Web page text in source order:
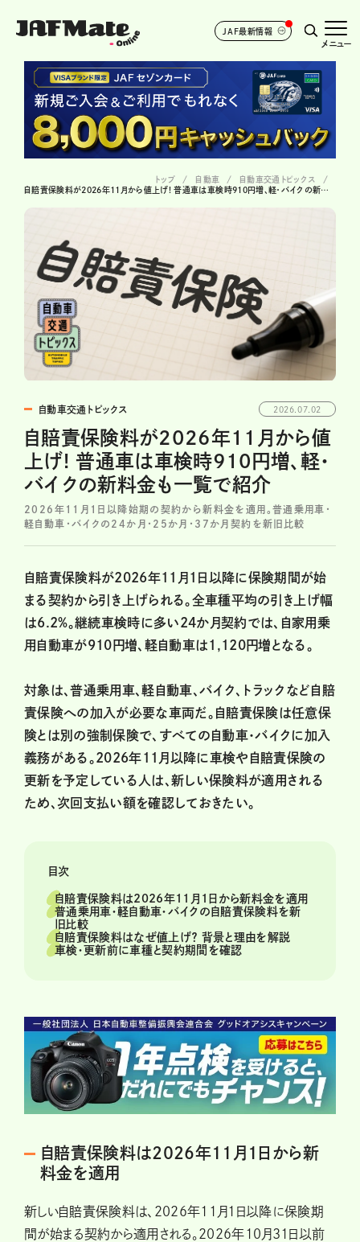
JAF最新情報
メニュー
トップ 自動車
自動車交通トピックス
自賠責保険料が2026年11月から値上げ! 普通車は車検時910円増、軽・バイクの新料金も一覧で紹介
自動車交通トピックス 2026.07.02
自賠責保険料が2026年11月から値
上げ! 普通車は車検時910円増、軽・
バイクの新料金も一覧で紹介
2026年11月1日以降始期の契約から新料金を適用。普通乗用車・
軽自動車・バイクの24か月・25か月・37か月契約を新旧比較
自賠責保険料が2026年11月1日以降に保険期間が始
まる契約から引き上げられる。全車種平均の引き上げ幅
は6.2%。継続車検時に多い24か月契約では、自家用乗
用自動車が910円増、軽自動車は1,120円増となる。
対象は、普通乗用車、軽自動車、バイク、トラックなど自賠
責保険への加入が必要な車両だ。自賠責保険は任意保
険とは別の強制保険で、すべての自動車・バイクに加入
義務がある。2026年11月以降に車検や自賠責保険の
更新を予定している人は、新しい保険料が適用される
ため、次回支払い額を確認しておきたい。
目次
自賠責保険料は2026年11月1日から新料金を適用
普通乗用車・軽自動車・バイクの自賠責保険料を新
旧比較
自賠責保険料はなぜ値上げ？ 背景と理由を解説
車検・更新前に車種と契約期間を確認
自賠責保険料は2026年11月1日から新
料金を適用
新しい自賠責保険料は、2026年11月1日以降に保険期
間が始まる契約から適用される。2026年10月31日以前